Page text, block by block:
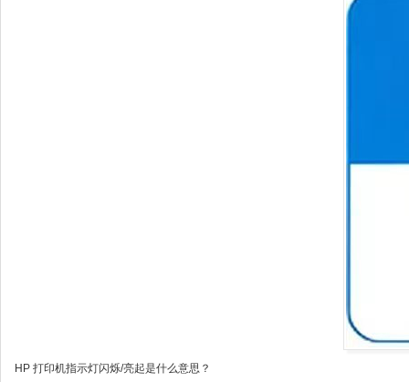
HP 打印机指示灯闪烁/亮起是什么意思？